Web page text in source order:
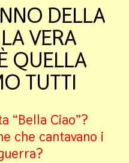
DELLA
VERA
QUELLA
TUTTI
“Bella Ciao”?
che cantavano i